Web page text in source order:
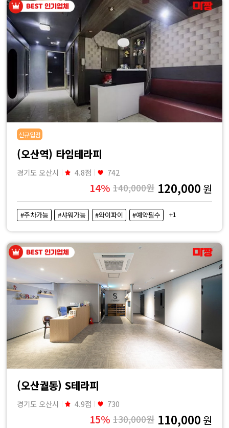
신규입점
(오산역) 타임테라피
경기도 오산시 4.8점 742
14% 140,000원 120,000 원
#주차가능 #샤워가능 #와이파이 #예약필수 +1
(오산궐동) S테라피
경기도 오산시 4.9점 730
15% 130,000원 110,000 원